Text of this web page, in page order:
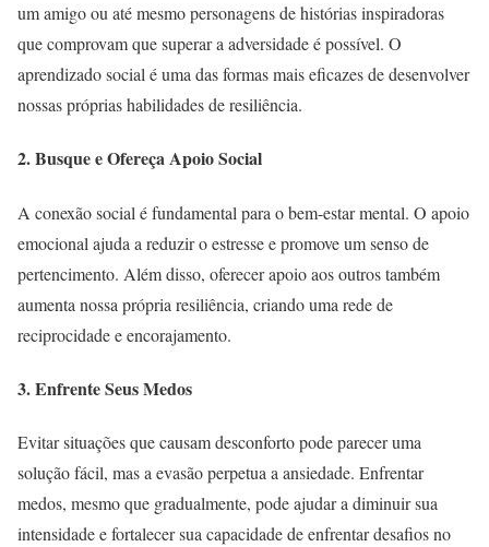
um amigo ou até mesmo personagens de histórias inspiradoras
que comprovam que superar a adversidade é possível. O
aprendizado social é uma das formas mais eficazes de desenvolver
nossas próprias habilidades de resiliência.
2. Busque e Ofereça Apoio Social
A conexão social é fundamental para o bem-estar mental. O apoio
emocional ajuda a reduzir o estresse e promove um senso de
pertencimento. Além disso, oferecer apoio aos outros também
aumenta nossa própria resiliência, criando uma rede de
reciprocidade e encorajamento.
3. Enfrente Seus Medos
Evitar situações que causam desconforto pode parecer uma
solução fácil, mas a evasão perpetua a ansiedade. Enfrentar
medos, mesmo que gradualmente, pode ajudar a diminuir sua
intensidade e fortalecer sua capacidade de enfrentar desafios no